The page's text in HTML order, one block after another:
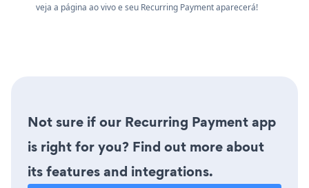
veja a página ao vivo e seu Recurring Payment aparecerá!
Not sure if our Recurring Payment app
is right for you? Find out more about
its features and integrations.